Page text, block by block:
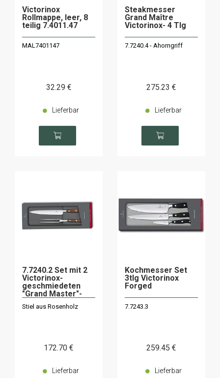
Victorinox
Rollmappe, leer, 8
teilig 7.4011.47
MAL7401147
32.29 €
Lieferbar
Steakmesser
Grand Maître
Victorinox- 4 Tlg
7.7240.4 - Ahorngriff
275.23 €
Lieferbar
7.7240.2 Set mit 2
Victorinox-
geschmiedeten
"Grand Master"-
Küchenmessern
Stiel aus Rosenholz
172.70 €
Lieferbar
Kochmesser Set
3tlg Victorinox
Forged
7.7243.3
259.45 €
Lieferbar